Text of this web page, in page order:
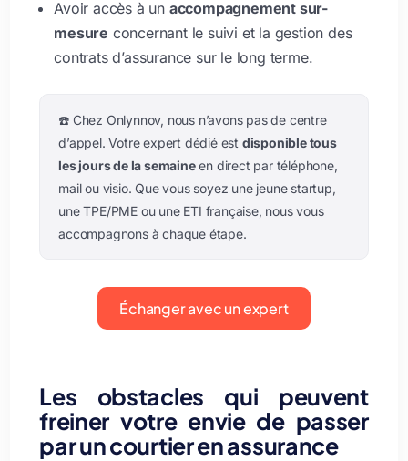
Avoir accès à un accompagnement sur-
mesure concernant le suivi et la gestion des
contrats d’assurance sur le long terme.
☎️ Chez Onlynnov, nous n’avons pas de centre
d’appel. Votre expert dédié est disponible tous
les jours de la semaineen direct par téléphone,
mail ou visio. Que vous soyez une jeune startup,
une TPE/PME ou une ETI française, nous vous
accompagnons à chaque étape.
Échanger avec un expert
Les obstacles qui peuvent
freiner votre envie de passer
par un courtier en assurance